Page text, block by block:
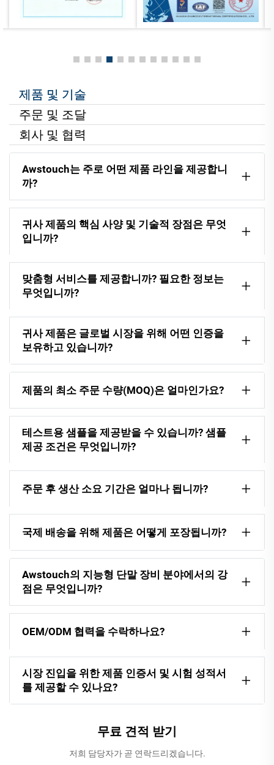
제품 및 기술
주문 및 조달
회사 및 협력
Awstouch는 주로 어떤 제품 라인을 제공합니
까?
귀사 제품의 핵심 사양 및 기술적 장점은 무엇
입니까?
맞춤형 서비스를 제공합니까? 필요한 정보는
무엇입니까?
귀사 제품은 글로벌 시장을 위해 어떤 인증을
보유하고 있습니까?
제품의 최소 주문 수량(MOQ)은 얼마인가요?
테스트용 샘플을 제공받을 수 있습니까? 샘플
제공 조건은 무엇입니까?
주문 후 생산 소요 기간은 얼마나 됩니까?
국제 배송을 위해 제품은 어떻게 포장됩니까?
Awstouch의 지능형 단말 장비 분야에서의 강
점은 무엇입니까?
OEM/ODM 협력을 수락하나요?
시장 진입을 위한 제품 인증서 및 시험 성적서
를 제공할 수 있나요?
무료 견적 받기
저희 담당자가 곧 연락드리겠습니다.